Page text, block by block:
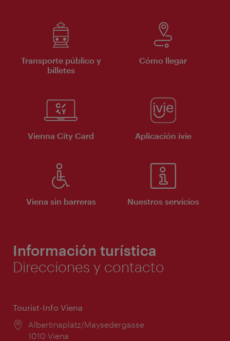
Transporte público y
billetes
Cómo llegar
Vienna City Card Aplicación ivie
Viena sin barreras Nuestros servicios
Información turística
Direcciones y contacto
Tourist-Info Viena
Lugar:
Albertinaplatz/Maysedergasse
1010 Viena